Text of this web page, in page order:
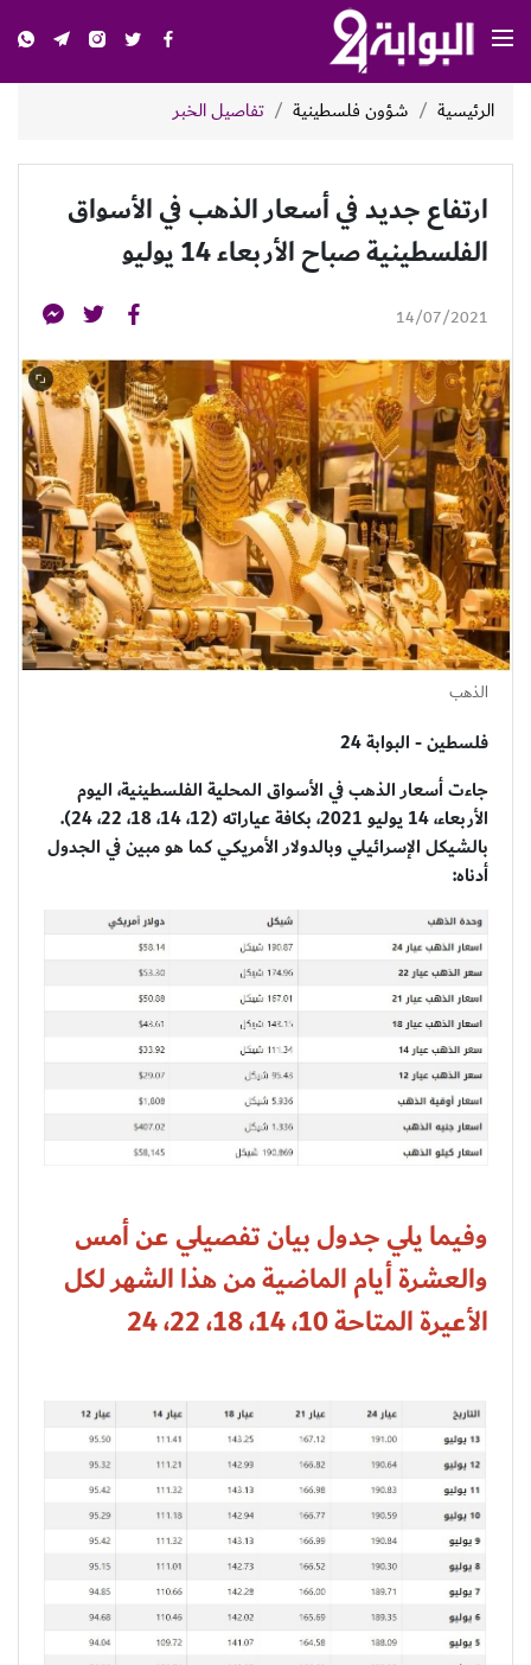
الرئيسية شؤون فلسطينية تفاصيل الخبر
ارتفاع جديد في أسعار الذهب في الأسواق
الفلسطينية صباح الأربعاء 14 يوليو
14/07/2021
الذهب
فلسطين - البوابة 24
جاءت أسعار الذهب في الأسواق المحلية الفلسطينية، اليوم
الأربعاء، 14 يوليو 2021، بكافة عياراته (12، 14، 18، 22، 24).
بالشيكل الإسرائيلي وبالدولار الأمريكي كما هو مبين في الجدول
أدناه:
وفيما يلي جدول بيان تفصيلي عن أمس
والعشرة أيام الماضية من هذا الشهر لكل
الأعيرة المتاحة 10، 14، 18، 22، 24